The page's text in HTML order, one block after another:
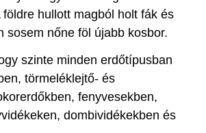
hullott magból holt fák és
sosem nőne föl újabb kosbor.
szinte minden erdőtípusban
törmeléklejtő- és
fenyvesekben,
dombividékekben és